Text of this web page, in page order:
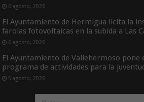
6 agosto, 2026
El Ayuntamiento de Hermigua licita la
farolas fotovoltaicas en la subida a Las
6 agosto, 2026
El Ayuntamiento de Vallehermoso pone
programa de actividades para la
5 agosto, 2026